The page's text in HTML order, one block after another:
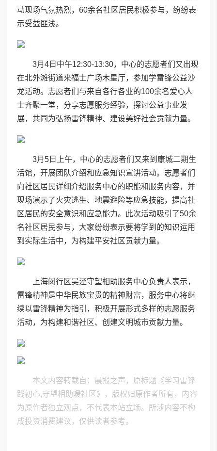
动现场气氛热烈，60余名社区居民积极参与，纷纷表
示受益匪浅。
3月4日中午12:30-13:30，中心的志愿者们又出现
在北外滩街道来福士广场木星厅，参加学雷锋公益沙
龙活动。志愿者们与来自各行各业的100余名爱心人
士齐聚一堂，分享志愿服务经验，探讨公益事业发
展，共同为弘扬雷锋精神、建设美好社会贡献力量。
3月5日上午，中心的志愿者们又来到康城二期生
活馆，开展团队介绍和应急知识宣讲活动。志愿者们
向社区居民详细介绍服务中心的职能和服务内容，并
现场演示了火灾逃生、地震避险等应急技能，提高社
区居民的安全意识和应急能力。此次活动吸引了50余
名社区居民参与，大家纷纷表示要将学到的知识运用
到实际生活中，为构建平安社区贡献力量。
上海闵行区吴泾守望相助服务中心负责人表示，
雷锋精神是中华民族宝贵的精神财富，服务中心将继
续以雷锋精神为指引，积极开展形式多样的志愿服务
活动，为构建和谐社区、创建文明城市贡献力量。
本文内容转载自：晨报之声，原标题《学习雷锋
践初心,守望相助暖社区》，版权归原作者所有，内容
为原作者独立观点，不代表本站立场。所涉内容不构
成投资消费建议，仅供读者参考。